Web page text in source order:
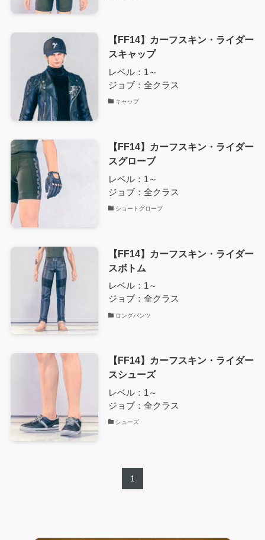
【FF14】カーフスキン・ライダー
スキャップ
レベル：1～
ジョブ：全クラス
キャップ
【FF14】カーフスキン・ライダー
スグローブ
レベル：1～
ジョブ：全クラス
ショートグローブ
【FF14】カーフスキン・ライダー
スボトム
レベル：1～
ジョブ：全クラス
ロングパンツ
【FF14】カーフスキン・ライダー
スシューズ
レベル：1～
ジョブ：全クラス
シューズ
1